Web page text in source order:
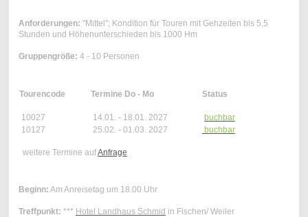
Anforderungen: "Mittel"; Kondition für Touren mit Gehzeiten bis 5,5
Stunden und Höhenunterschieden bis 1000 Hm
Gruppengröße: 4 - 10 Personen
Tourencode Termine Do - Mo Status
10027 14.01. - 18.01. 2027
buchbar
10127
25.02. - 01.03. 2027 buchbar
weitere Termine aufAnfrage
Beginn: Am Anreisetag um 18.00 Uhr
Treffpunkt: *** Hotel Landhaus Schmid in Fischen/ Weiler